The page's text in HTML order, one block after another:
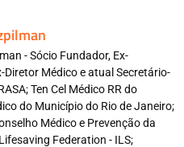
- Sócio Fundador, Ex-
Diretor Médico e atual Secretário-
Ten Cel Médico RR do
do Município do Rio de Janeiro;
Médico e Prevenção da
Federation - ILS;